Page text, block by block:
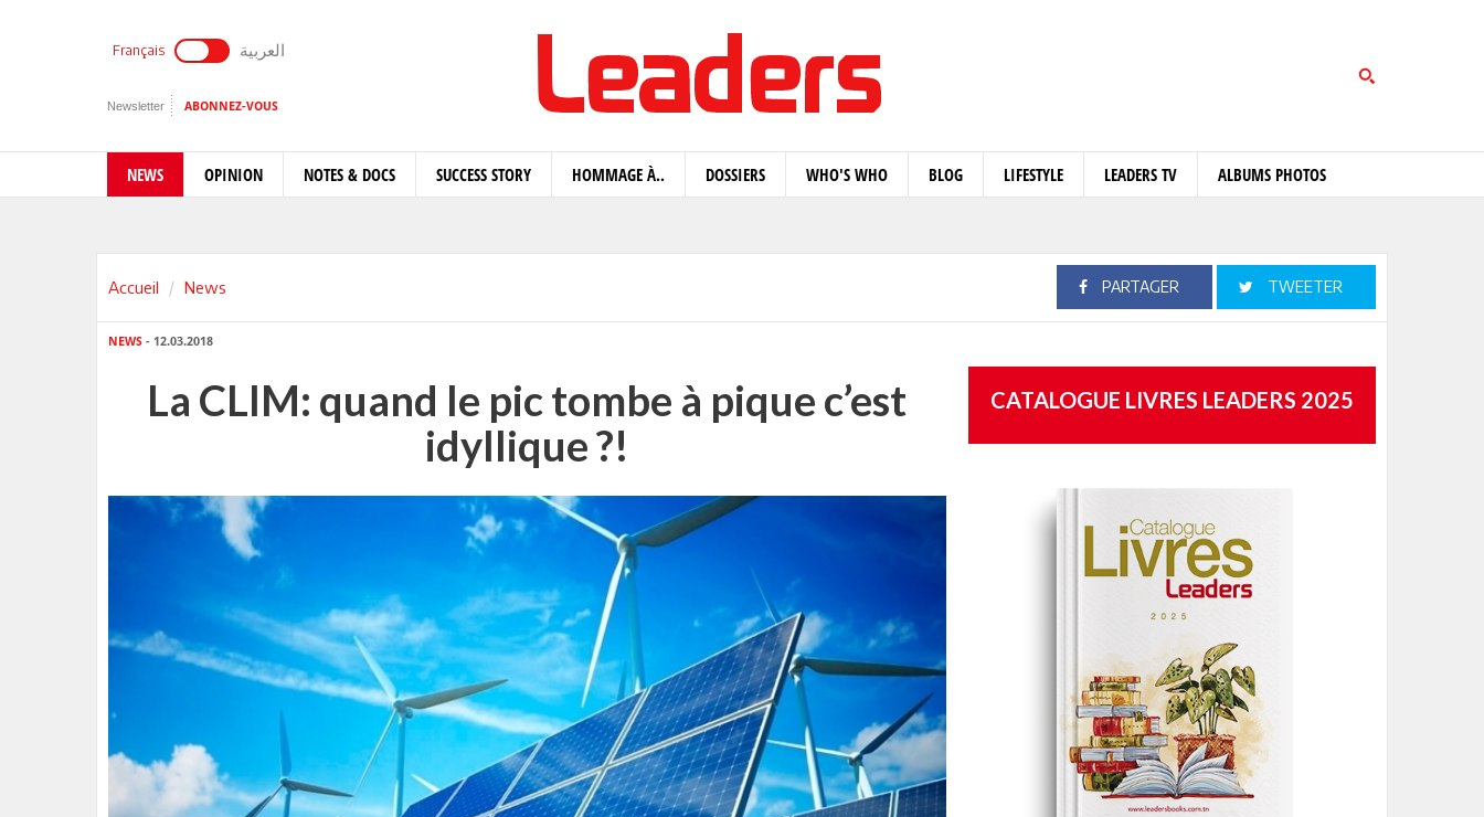
Français العربية
Newsletter ABONNEZ-VOUS
NEWS OPINION NOTES & DOCS SUCCESS STORY HOMMAGE À.. DOSSIERS WHO'S WHO BLOG LIFESTYLE LEADERS TV ALBUMS PHOTOS
Accueil News PARTAGER TWEETER
NEWS - 12.03.2018
La CLIM: quand le pic tombe à pique c’est
idyllique ?!
CATALOGUE LIVRES LEADERS 2025